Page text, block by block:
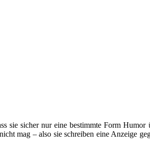
sie sicher nur eine bestimmte Form
mag – also sie schreiben eine Anzeige